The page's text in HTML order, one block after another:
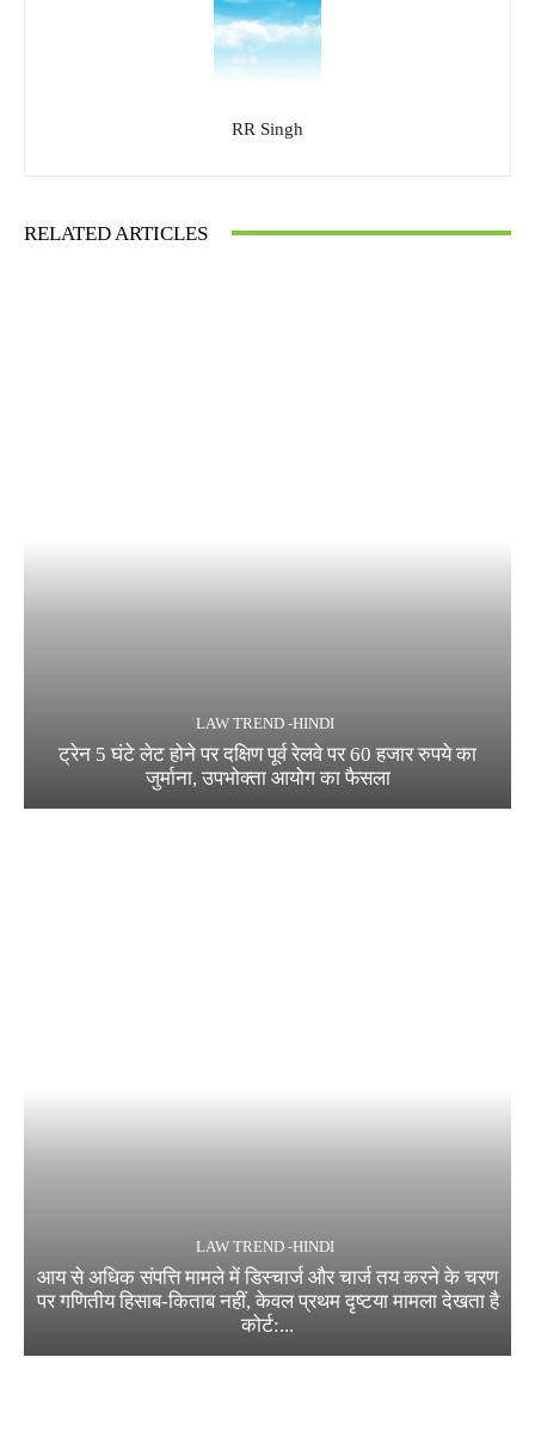
RR Singh
RELATED ARTICLES
LAW TREND -HINDI
ट्रेन 5 घंटे लेट होने पर दक्षिण पूर्व रेलवे पर 60 हजार रुपये का
जुर्माना, उपभोक्ता आयोग का फैसला
LAW TREND -HINDI
आय से अधिक संपत्ति मामले में डिस्चार्ज और चार्ज तय करने के चरण
पर गणितीय हिसाब-किताब नहीं, केवल प्रथम दृष्टया मामला देखता है
कोर्ट:...